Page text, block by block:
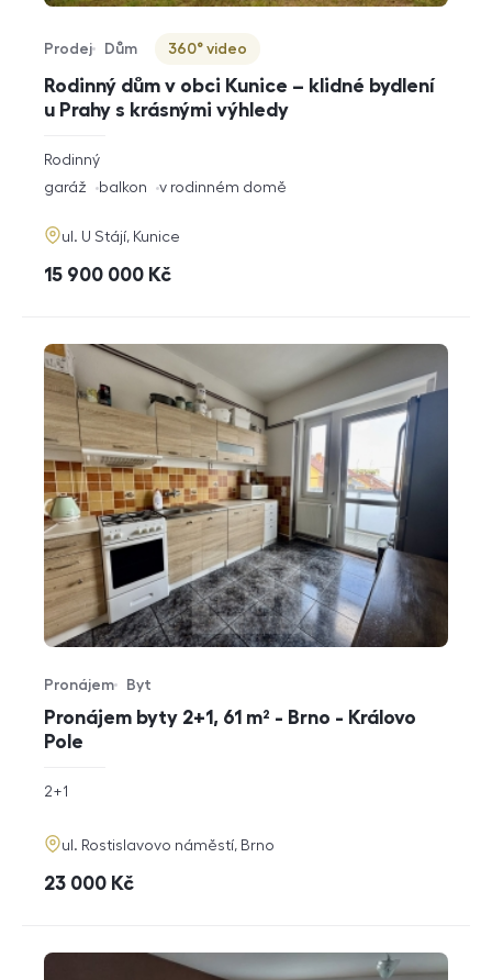
Rodinný dům v obci Kunice – klidné bydlení
u Prahy s krásnými výhledy
Typ nabídky
Prodej
Typ nemovitosti
Dům
Virtuální prohlídka
360° video
rozměry
dispozice
Rodinný
funkce
garáž balkon v rodinném domě
adresa
ul. U Stájí, Kunice
cena
15 900 000 Kč
Pronájem byty 2+1, 61 m² - Brno - Královo
Pole
Typ nabídky
Pronájem
Typ nemovitosti
Byt
rozměry
dispozice
2+1
adresa
ul. Rostislavovo náměstí, Brno
cena
23 000 Kč